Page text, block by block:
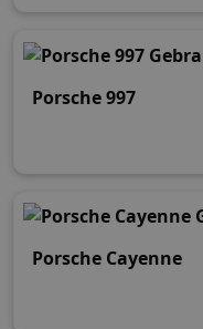
Porsche 997
Porsche Cayenne